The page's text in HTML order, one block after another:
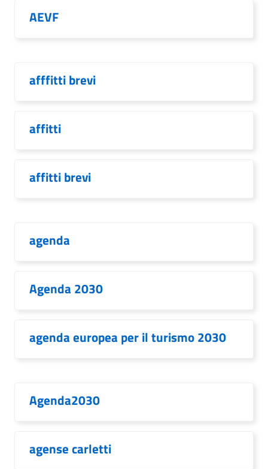
AEVF
afffitti brevi
affitti
affitti brevi
agenda
Agenda 2030
agenda europea per il turismo 2030
Agenda2030
agense carletti